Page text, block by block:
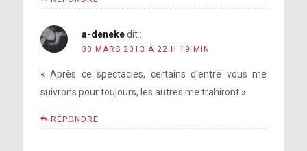
a-deneke dit :
30 MARS 2013 À 22 H 19 MIN
« Après ce spectacles, certains d’entre vous me
suivrons pour toujours, les autres me trahiront »
RÉPONDRE